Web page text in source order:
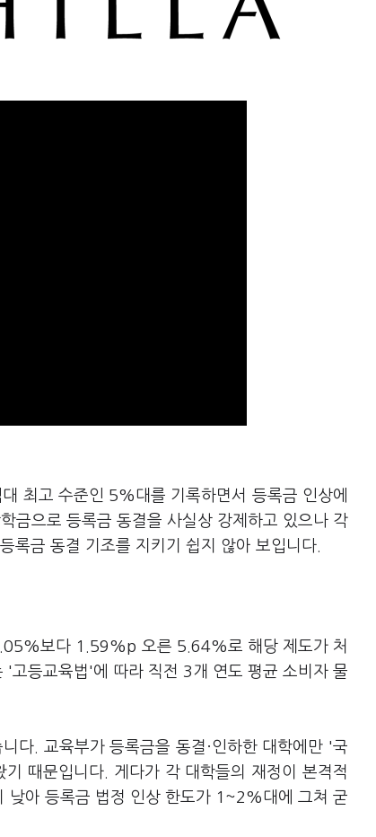
최고 수준인 5%대를 기록하면서 등록금 인상에
금으로 등록금 동결을 사실상 강제하고 있으나 각
록금 동결 기조를 지키기 쉽지 않아 보입니다.
보다 1.59%p 오른 5.64%로 해당 제도가 처
등교육법'에 따라 직전 3개 연도 평균 소비자 물
다. 교육부가 등록금을 동결·인하한 대학에만 '국
때문입니다. 게다가 각 대학들의 재정이 본격적
낮아 등록금 법정 인상 한도가 1~2%대에 그쳐 굳